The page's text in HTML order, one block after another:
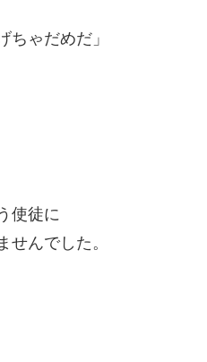
ちゃだめだ」
使徒に
せんでした。